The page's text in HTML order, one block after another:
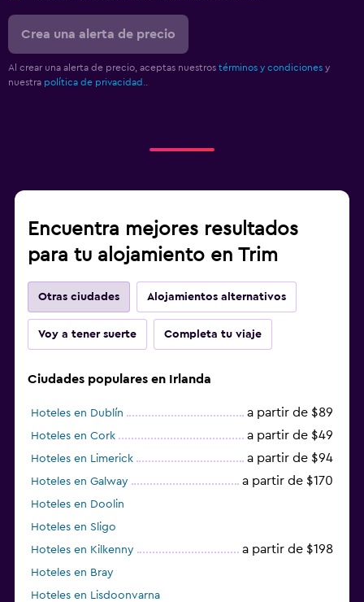
Crea una alerta de precio
Al crear una alerta de precio, aceptas nuestros términos y condiciones y
nuestra política de privacidad.
Encuentra mejores resultados
para tu alojamiento en Trim
Otras ciudades Alojamientos alternativos
Voy a tener suerte Completa tu viaje
Ciudades populares en Irlanda
Hoteles en Dublín a partir de $89
Hoteles en Cork a partir de $49
Hoteles en Limerick a partir de $94
Hoteles en Galway a partir de $170
Hoteles en Doolin
Hoteles en Sligo
Hoteles en Kilkenny
a partir de $198
Hoteles en Bray
Hoteles en Lisdoonvarna